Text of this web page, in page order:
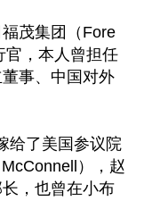
茂集团（Fore
官，本人曾担任
事、中国对外
给了美国参议院
），赵
，也曾在小布